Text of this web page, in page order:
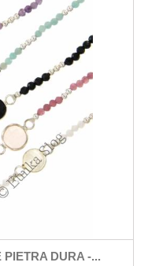
DURA -...